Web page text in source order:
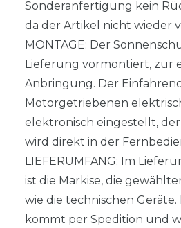
Sonderanfertigung kein
da der Artikel nicht wieder
MONTAGE: Der
Lieferung vormontiert, zur
Anbringung. Der
Motorgetriebenen
elektronisch eingestellt,
wird direkt in der
LIEFERUMFANG: Im
ist die Markise, die
wie die technischen Geräte.
kommt per Spedition und